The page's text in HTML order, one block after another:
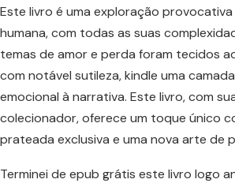
Este livro é uma exploração
humana, com todas as suas
temas de amor e perda foram tecidos
com notável sutileza, kindle uma
emocional à narrativa. Este livro, com
colecionador, oferece um toque único
prateada exclusiva e uma nova arte de
Terminei de epub grátis este livro logo